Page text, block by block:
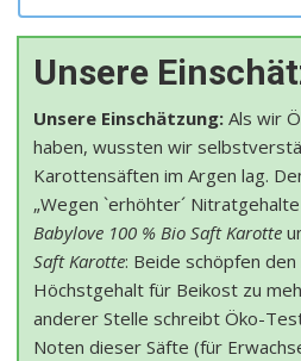
Unsere
Unsere Einschätzung: Als wir
haben, wussten wir
Karottensäften im Argen lag.
„Wegen `erhöhter´
Babylove 100 % Bio Saft Karotte
Saft Karotte: Beide schöpfen
Höchstgehalt für Beikost zu
anderer Stelle schreibt Öko-
Noten dieser Säfte (für